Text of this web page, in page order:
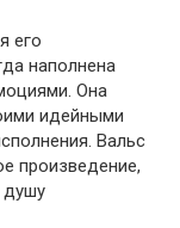
его
наполнена
Она
идейными
Вальс
произведение,
душу